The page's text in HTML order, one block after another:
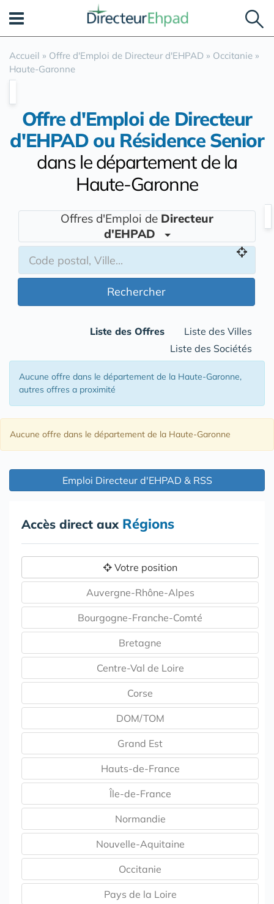
Accueil » Offre d'Emploi de Directeur d'EHPAD » Occitanie »
Haute-Garonne
Offre d'Emploi de Directeur
d'EHPAD ou Résidence Senior
dans le département de la
Haute-Garonne
Offres d'Emploi de Directeur
d'EHPAD
Rechercher
Liste des Offres
Liste des Villes
Liste des Sociétés
Aucune offre dans le département de la Haute-Garonne,
autres offres a proximité
Aucune offre dans le département de la Haute-Garonne
Emploi Directeur d'EHPAD & RSS
Accès direct aux Régions
Votre position
Auvergne-Rhône-Alpes
Bourgogne-Franche-Comté
Bretagne
Centre-Val de Loire
Corse
DOM/TOM
Grand Est
Hauts-de-France
Île-de-France
Normandie
Nouvelle-Aquitaine
Occitanie
Pays de la Loire
Panneau de gestion des cookies